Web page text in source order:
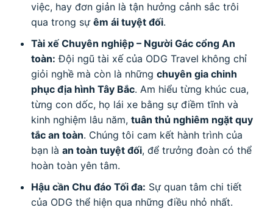
việc, hay đơn giản là tận hưởng cảnh sắc trôi
qua trong sự êm ái tuyệt đối.
Tài xế Chuyên nghiệp – Người Gác cổng An
toàn: Đội ngũ tài xế của ODG Travel không chỉ
giỏi nghề mà còn là những chuyên gia chinh
phục địa hình Tây Bắc. Am hiểu từng khúc cua,
từng con dốc, họ lái xe bằng sự điềm tĩnh và
kinh nghiệm lâu năm, tuân thủ nghiêm ngặt quy
tắc an toàn. Chúng tôi cam kết hành trình của
bạn là an toàn tuyệt đối, để trưởng đoàn có thể
hoàn toàn yên tâm.
Hậu cần Chu đáo Tối đa: Sự quan tâm chi tiết
của ODG thể hiện qua những điều nhỏ nhất.